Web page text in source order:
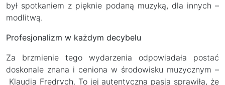
był spotkaniem z pięknie podaną muzyką, dla innych –
modlitwą.
Profesjonalizm w każdym decybelu
Za brzmienie tego wydarzenia odpowiadała postać
doskonale znana i ceniona w środowisku muzycznym –
Klaudia Fredrych. To jej autentyczna pasja sprawiła, że